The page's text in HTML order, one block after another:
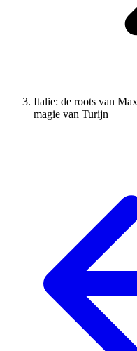
Italie: de roots van
magie van Turijn